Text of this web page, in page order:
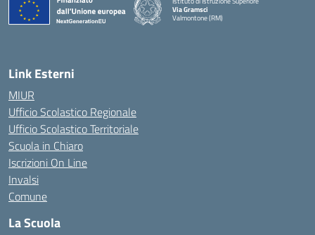
Via Gramsci
Valmontone (RM)
Link Esterni
MIUR
Ufficio Scolastico Regionale
Ufficio Scolastico Territoriale
Scuola in Chiaro
Iscrizioni On Line
Invalsi
Comune
La Scuola